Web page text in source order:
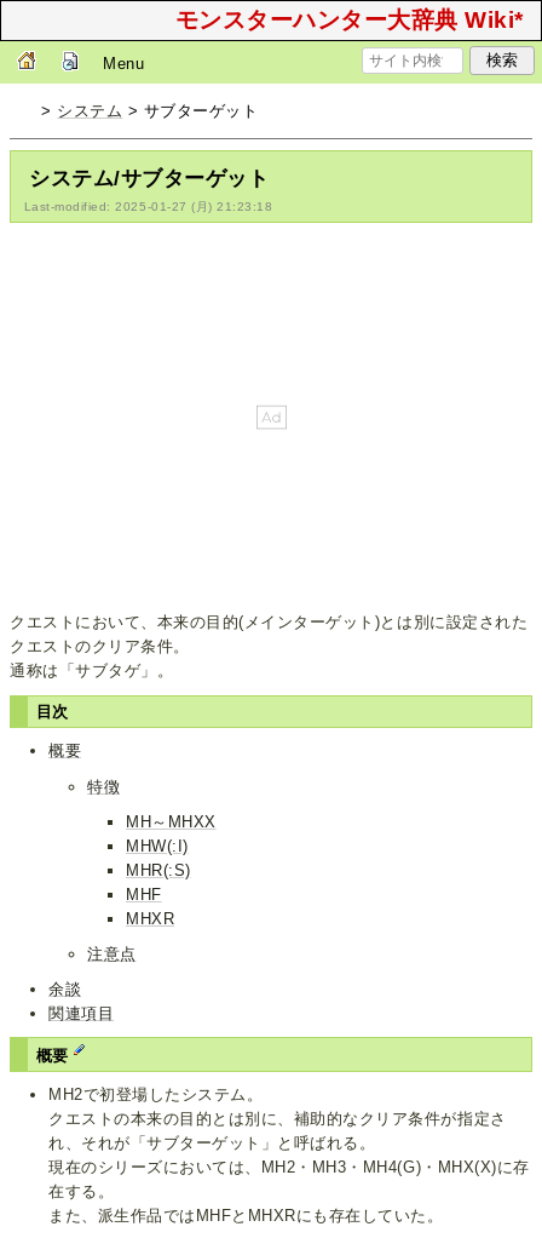
モンスターハンター大辞典 Wiki*
Menu
> システム > サブターゲット
システム/サブターゲット
Last-modified: 2025-01-27 (月) 21:23:18
クエストにおいて、本来の目的(メインターゲット)とは別に設定された
クエストのクリア条件。
通称は「サブタゲ」。
目次
概要
特徴
MH～MHXX
MHW(:I)
MHR(:S)
MHF
MHXR
注意点
余談
関連項目
概要
MH2で初登場したシステム。
クエストの本来の目的とは別に、補助的なクリア条件が指定さ
れ、それが「サブターゲット」と呼ばれる。
現在のシリーズにおいては、MH2・MH3・MH4(G)・MHX(X)に存
在する。
また、派生作品ではMHFとMHXRにも存在していた。